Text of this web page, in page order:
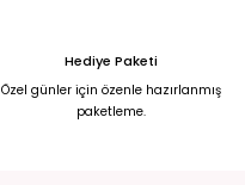
Hediye Paketi
Özel günler için özenle hazırlanmış
paketleme.